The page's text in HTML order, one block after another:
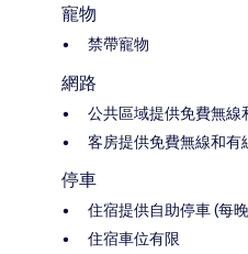
寵物
禁帶寵物
網路
公共區域提供免費無線
客房提供免費無線和有
停車
住宿提供自助停車 (每
住宿車位有限